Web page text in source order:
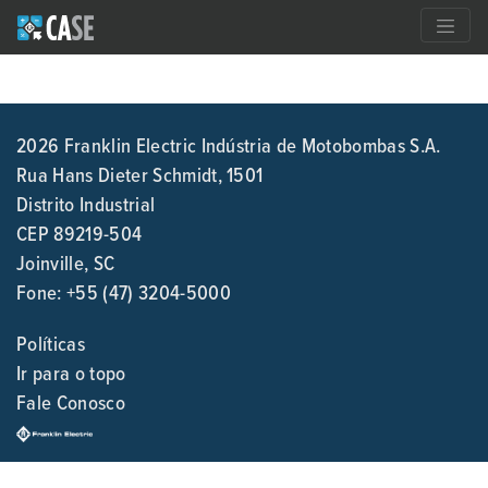
2026 Franklin Electric Indústria de Motobombas S.A.
Rua Hans Dieter Schmidt, 1501
Distrito Industrial
CEP 89219-504
Joinville, SC
Fone:+55 (47) 3204-5000
Políticas
Ir para o topo
Fale Conosco